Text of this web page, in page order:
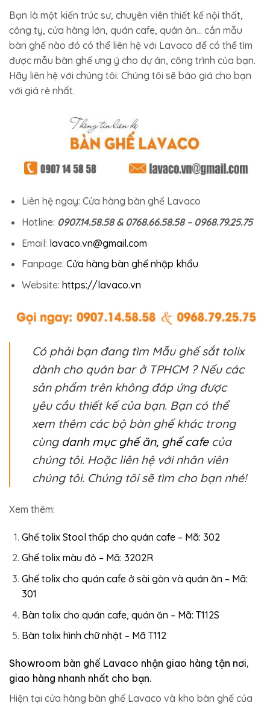
Bạn là một kiến trúc sư, chuyên viên thiết kế nội thất,
công ty, cửa hàng lớn, quán cafe, quán ăn… cần mẫu
bàn ghế nào đó có thể liên hệ với Lavaco để có thể tìm
được mẫu bàn ghế ưng ý cho dự án, công trình của bạn.
Hãy liên hệ với chúng tôi. Chúng tôi sẽ báo giá cho bạn
với giá rẻ nhất.
Liên hệ ngay: Cửa hàng bàn ghế Lavaco
Hotline: 0907.14.58.58 & 0768.66.58.58 – 0968.79.25.75
Email: lavaco.vn@gmail.com
Fanpage: Cửa hàng bàn ghế nhập khẩu
Website: https://lavaco.vn
Có phải bạn đang tìm Mẫu ghế sắt tolix
dành cho quán bar ở TPHCM ? Nếu các
sản phẩm trên không đáp ứng được
yêu cầu thiết kế của bạn. Bạn có thể
xem thêm các bộ bàn ghế khác trong
cùng danh mục ghế ăn, ghế cafecủa
chúng tôi. Hoặc liên hệ với nhân viên
chúng tôi. Chúng tôi sẽ tìm cho bạn nhé!
Xem thêm:
Ghế tolix Stool thấp cho quán cafe – Mã: 302
Ghế tolix màu đỏ – Mã: 3202R
Ghế tolix cho quán cafe ở sài gòn và quán ăn – Mã:
301
Bàn tolix cho quán cafe, quán ăn – Mã: T112S
Bàn tolix hình chữ nhật – Mã T112
Showroom bàn ghế Lavaco nhận giao hàng tận nơi,
giao hàng nhanh nhất cho bạn.
Hiện tại cửa hàng bàn ghế Lavaco và kho bàn ghế của